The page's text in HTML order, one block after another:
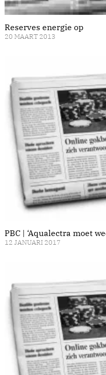
Reserves energie op
20 MAART 2013
PBC | ‘Aqualectra moet
12 JANUARI 2017